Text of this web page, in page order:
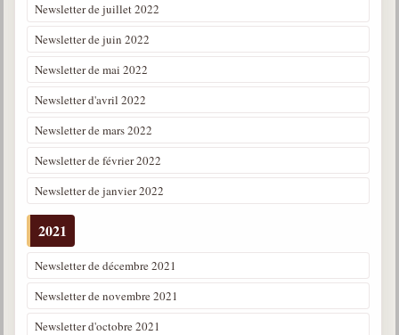
Newsletter de juillet 2022
Newsletter de juin 2022
Newsletter de mai 2022
Newsletter d'avril 2022
Newsletter de mars 2022
Newsletter de février 2022
Newsletter de janvier 2022
2021
Newsletter de décembre 2021
Newsletter de novembre 2021
Newsletter d'octobre 2021